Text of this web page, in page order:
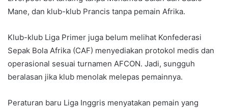
Mane, dan klub-klub Prancis tanpa pemain Afrika.
Klub-klub Liga Primer juga belum melihat Konfederasi
Sepak Bola Afrika (CAF) menyediakan protokol medis dan
operasional sesuai turnamen AFCON. Jadi, sungguh
beralasan jika klub menolak melepas pemainnya.
Peraturan baru Liga Inggris menyatakan pemain yang